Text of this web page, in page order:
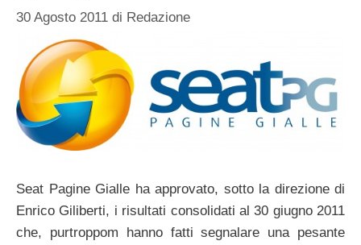
30 Agosto 2011 di Redazione
Seat Pagine Gialle ha approvato, sotto la direzione di
Enrico Giliberti, i risultati consolidati al 30 giugno 2011
che, purtroppom hanno fatti segnalare una pesante